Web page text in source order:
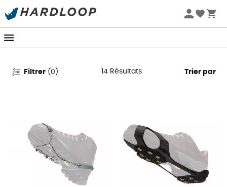
Promos d'été 🔥 -5 % EXTRA dès 2 produits* code Summer5
Nortec
Filtrer (0 ) 14 Résultats Trier par